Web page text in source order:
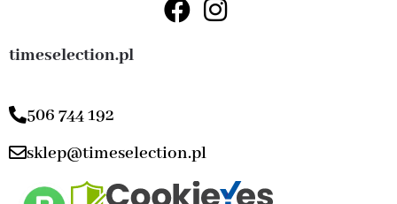
timeselection.pl
506 744 192
sklep@timeselection.pl